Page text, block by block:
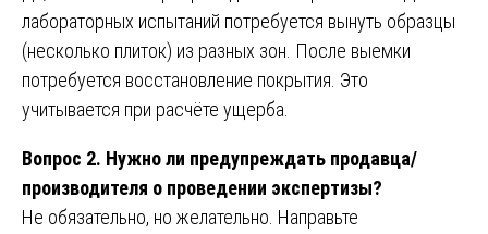
лабораторных испытаний потребуется вынуть образцы
(несколько плиток) из разных зон. После выемки
потребуется восстановление покрытия. Это
учитывается при расчёте ущерба.
Вопрос 2. Нужно ли предупреждать продавца/
производителя о проведении экспертизы?
Не обязательно, но желательно. Направьте